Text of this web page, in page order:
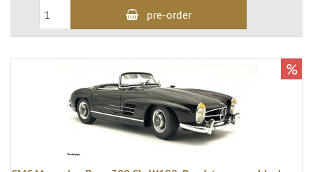
pre-order
%